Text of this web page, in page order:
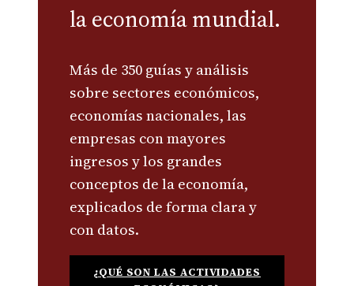
la economía mundial.
Más de 350 guías y análisis
sobre sectores económicos,
economías nacionales, las
empresas con mayores
ingresos y los grandes
conceptos de la economía,
explicados de forma clara y
con datos.
¿QUÉ SON LAS ACTIVIDADES